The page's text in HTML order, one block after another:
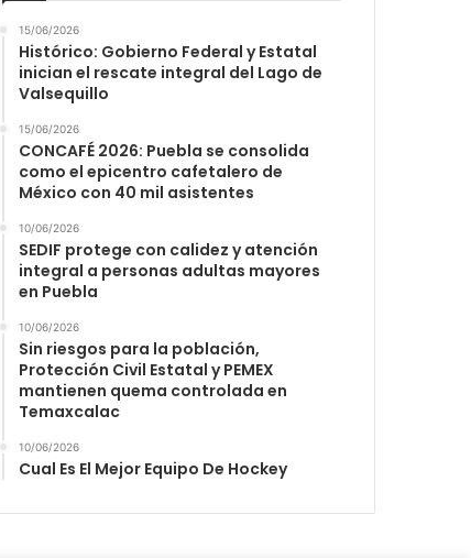
15/06/2026
Histórico: Gobierno Federal y Estatal
inician el rescate integral del Lago de
Valsequillo
15/06/2026
CONCAFÉ 2026: Puebla se consolida
como el epicentro cafetalero de
México con 40 mil asistentes
10/06/2026
SEDIF protege con calidez y atención
integral a personas adultas mayores
en Puebla
10/06/2026
Sin riesgos para la población,
Protección Civil Estatal y PEMEX
mantienen quema controlada en
Temaxcalac
10/06/2026
Cual Es El Mejor Equipo De Hockey